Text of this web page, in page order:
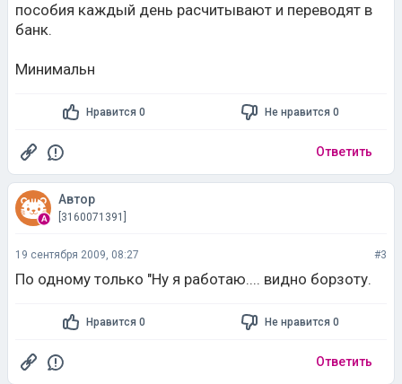
пособия каждый день расчитывают и переводят в
банк.
Минимальн
Нравится 0 Не нравится 0
Ответить
Автор
[3160071391]
19 сентября 2009, 08:27 #3
По одному только "Ну я работаю.... видно борзоту.
Нравится 0 Не нравится 0
Ответить